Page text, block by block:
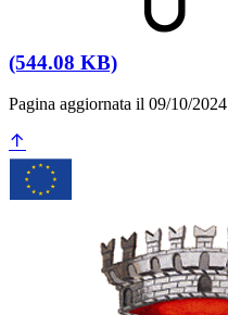
(544.08 KB)
Pagina aggiornata il 09/10/2024